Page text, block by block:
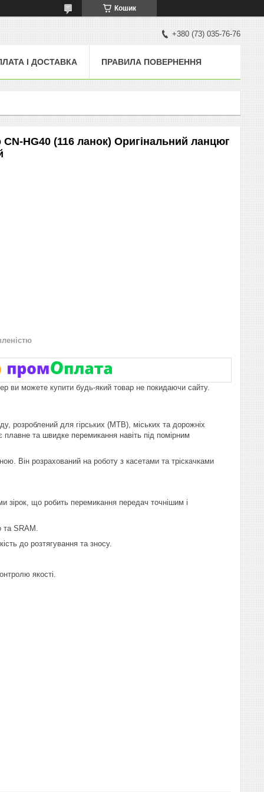
Кошик
+380 (73) 035-76-76
І ДОСТАВКА ПРАВИЛА ПОВЕРНЕННЯ
HG40 (116 ланок) Оригінальний ланцюг
ви можете купити будь-який товар не покидаючи сайту.
розроблений для гірських (MTB), міських та дорожніх
плавне та швидке перемикання навіть під помірним
Він розрахований на роботу з касетами та тріскачками
зірок, що робить перемикання передач точнішим і
SRAM.
до розтягування та зносу.
якості.